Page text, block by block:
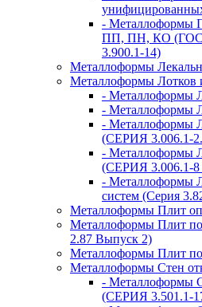
- Металлоформы
ПП, ПН, КО
3.900.1-14)
Металлоформы
Металлоформы Лотков
- Металлоформы
- Металлоформы
- Металлоформы
(СЕРИЯ 3.006.1-
- Металлоформы
(СЕРИЯ 3.006.1-8
- Металлоформы
систем (Серия
Металлоформы Плит
Металлоформы Плит
2.87 Выпуск 2)
Металлоформы Плит
Металлоформы Стен
- Металлоформы
(СЕРИЯ 3.501.1-